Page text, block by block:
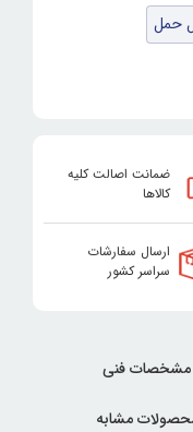
حمل
ضمانت اصالت کلیه
کالاها
ارسال سفارشات
سراسر کشور
مشخصات فنی
مشابه